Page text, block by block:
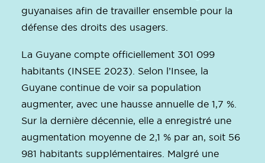
guyanaises afin de travailler ensemble pour la
défense des droits des usagers.
La Guyane compte officiellement 301 099
habitants (INSEE 2023). Selon l’Insee, la
Guyane continue de voir sa population
augmenter, avec une hausse annuelle de 1,7 %.
Sur la dernière décennie, elle a enregistré une
augmentation moyenne de 2,1 % par an, soit 56
981 habitants supplémentaires. Malgré une